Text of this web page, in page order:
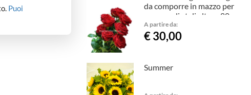
Puoi
da comporre in mazzo per
numero di steli alteza 80cm
A partire da:
€ 30,00
Summer